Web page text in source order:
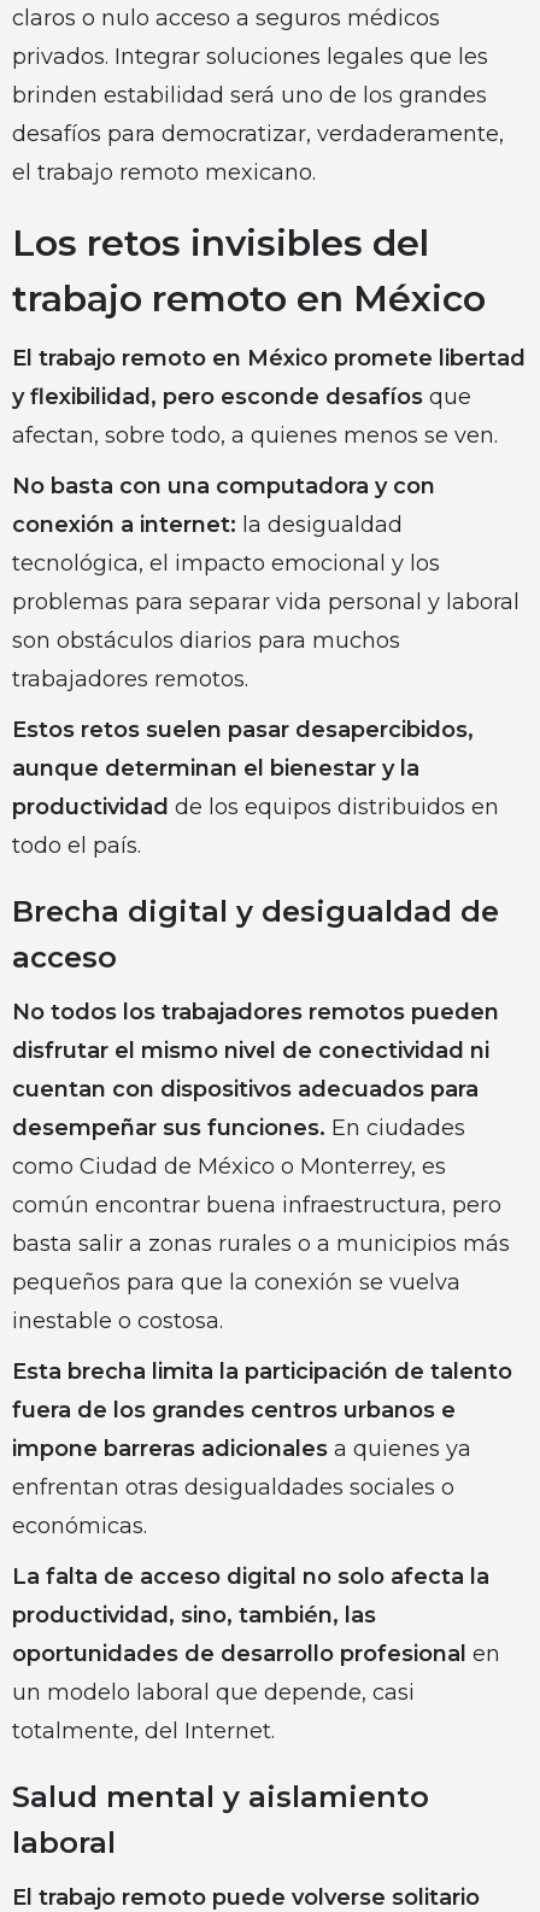
claros o nulo acceso a seguros médicos
privados. Integrar soluciones legales que les
brinden estabilidad será uno de los grandes
desafíos para democratizar, verdaderamente,
el trabajo remoto mexicano.
Los retos invisibles del
trabajo remoto en México
El trabajo remoto en México promete libertad
y flexibilidad, pero esconde desafíos que
afectan, sobre todo, a quienes menos se ven.
No basta con una computadora y con
conexión a internet: la desigualdad
tecnológica, el impacto emocional y los
problemas para separar vida personal y laboral
son obstáculos diarios para muchos
trabajadores remotos.
Estos retos suelen pasar desapercibidos,
aunque determinan el bienestar y la
productividad de los equipos distribuidos en
todo el país.
Brecha digital y desigualdad de
acceso
No todos los trabajadores remotos pueden
disfrutar el mismo nivel de conectividad ni
cuentan con dispositivos adecuados para
desempeñar sus funciones. En ciudades
como Ciudad de México o Monterrey, es
común encontrar buena infraestructura, pero
basta salir a zonas rurales o a municipios más
pequeños para que la conexión se vuelva
inestable o costosa.
Esta brecha limita la participación de talento
fuera de los grandes centros urbanos e
impone barreras adicionales a quienes ya
enfrentan otras desigualdades sociales o
económicas.
La falta de acceso digital no solo afecta la
productividad, sino, también, las
oportunidades de desarrollo profesional en
un modelo laboral que depende, casi
totalmente, del Internet.
Salud mental y aislamiento
laboral
El trabajo remoto puede volverse solitario